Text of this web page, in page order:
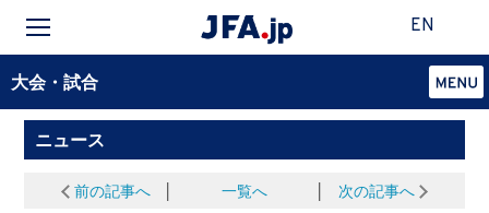
EN
大会・試合
ニュース
前の記事へ 一覧へ 次の記事へ